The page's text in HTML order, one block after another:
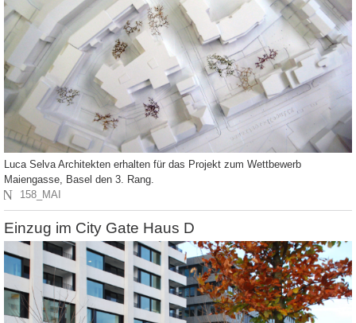
Luca Selva Architekten erhalten für das Projekt zum Wettbewerb
Maiengasse, Basel den 3. Rang.
N 158_MAI
Einzug im City Gate Haus D